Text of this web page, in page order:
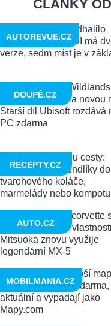
ČLÁNKY
AUTOREVUE.CZ
DOUPĚ.CZ
RECEPTY.CZ
AUTO.CZ
MOBILMANIA.CZ